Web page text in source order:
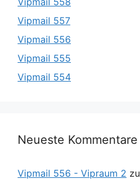
Vipmail 557
Vipmail 556
Vipmail 555
Vipmail 554
Neueste Kommentare
Vipmail 556 - Vipraum 2 zu